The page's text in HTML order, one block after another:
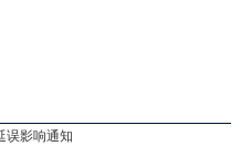
误影响通知